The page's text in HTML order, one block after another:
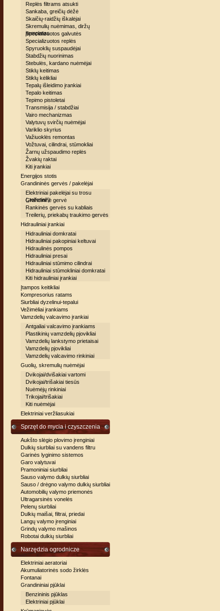
Replės filtrams atsukti
Sankaba, greičių dėžė
Skaičių-raidžių iškalėjai
Skremulių nuėmimas, diržų
įtempimas
Specializuotos galvutės
Specializuotos replės
Spyruoklių suspaudėjai
Stabdžių nuorinimas
Stebulės, kardano nuėmėjai
Stiklų keitimas
Stiklų kėlikliai
Tepalų išleidimo įrankiai
Tepalo keitimas
Tepimo pistoletai
Transmisija / stabdžiai
Vairo mechanizmas
Valytuvų svirčių nuėmėjai
Variklio skyrius
Važiuoklės remontas
Vožtuvai, cilindrai, stūmokliai
Žarnų užspaudimo replės
Žvakių raktai
Kiti įrankiai
Energijos stotis
Grandininės gervės / pakelėjai
Elektriniai pakelėjai su trosu
(„telferiai“)
Grandininė gervė
Rankinės gervės su kabliais
Treilerių, priekabų traukimo gervės
Hidrauliniai įrankiai
Hidrauliniai domkratai
Hidrauliniai pakopiniai keltuvai
Hidraulinės pompos
Hidrauliniai presai
Hidrauliniai stūmimo cilindrai
Hidrauliniai stūmokliniai domkratai
Kiti hidrauliniai įrankiai
Įtampos keitikliai
Kompresorius ratams
Siurbliai dyzelinui-tepalui
Vežimėliai įrankiams
Vamzdelių valcavimo įrankiai
Antgaliai valcavimo įrankiams
Plastikinių vamzdelių pjovikliai
Vamzdelių lankstymo prietaisai
Vamzdelių pjovikliai
Vamzdelių valcavimo rinkiniai
Guolių, skremulių nuėmėjai
Dvikojai/dvišakiai vartomi
Dvikojai/trišakiai tiesūs
Nuėmėjų rinkiniai
Trikojai/trišakiai
Kiti nuėmėjai
Elektriniai veržliasukiai
Sprzęt do mycia i czyszczenia
Aukšto slėgio plovimo įrenginiai
Dulkių siurbliai su vandens filtru
Garinės lyginimo sistemos
Garo valytuvai
Pramoniniai siurbliai
Sauso valymo dulkių siurbliai
Sauso / drėgno valymo dulkių siurbliai
Automobilių valymo priemonės
Ultragarsinės vonelės
Pelenų siurbliai
Dulkių maišai, filtrai, priedai
Langų valymo įrenginiai
Grindų valymo mašinos
Robotai dulkių siurbliai
Narzędzia ogrodnicze
Elektriniai aeratoriai
Akumuliatorinės sodo žirklės
Fontanai
Grandininiai pjūklai
Benzininis pjūklas
Elektriniai pjūklai